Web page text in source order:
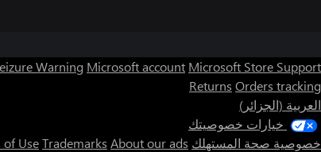
Warning Microsoft account Microsoft Store Support
Returns Orders tracking
العربية (الجزائر)
خيارات خصوصيتك
خصوصية صحة المستهلك
of UseTrademarks About our ads